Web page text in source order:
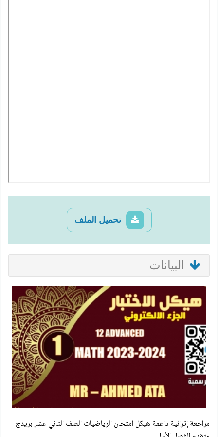
تحميل الملف
البيانات
مراجعة إثرائية داعمة هيكل امتحان الرياضيات الصف الثاني عشر بريدج